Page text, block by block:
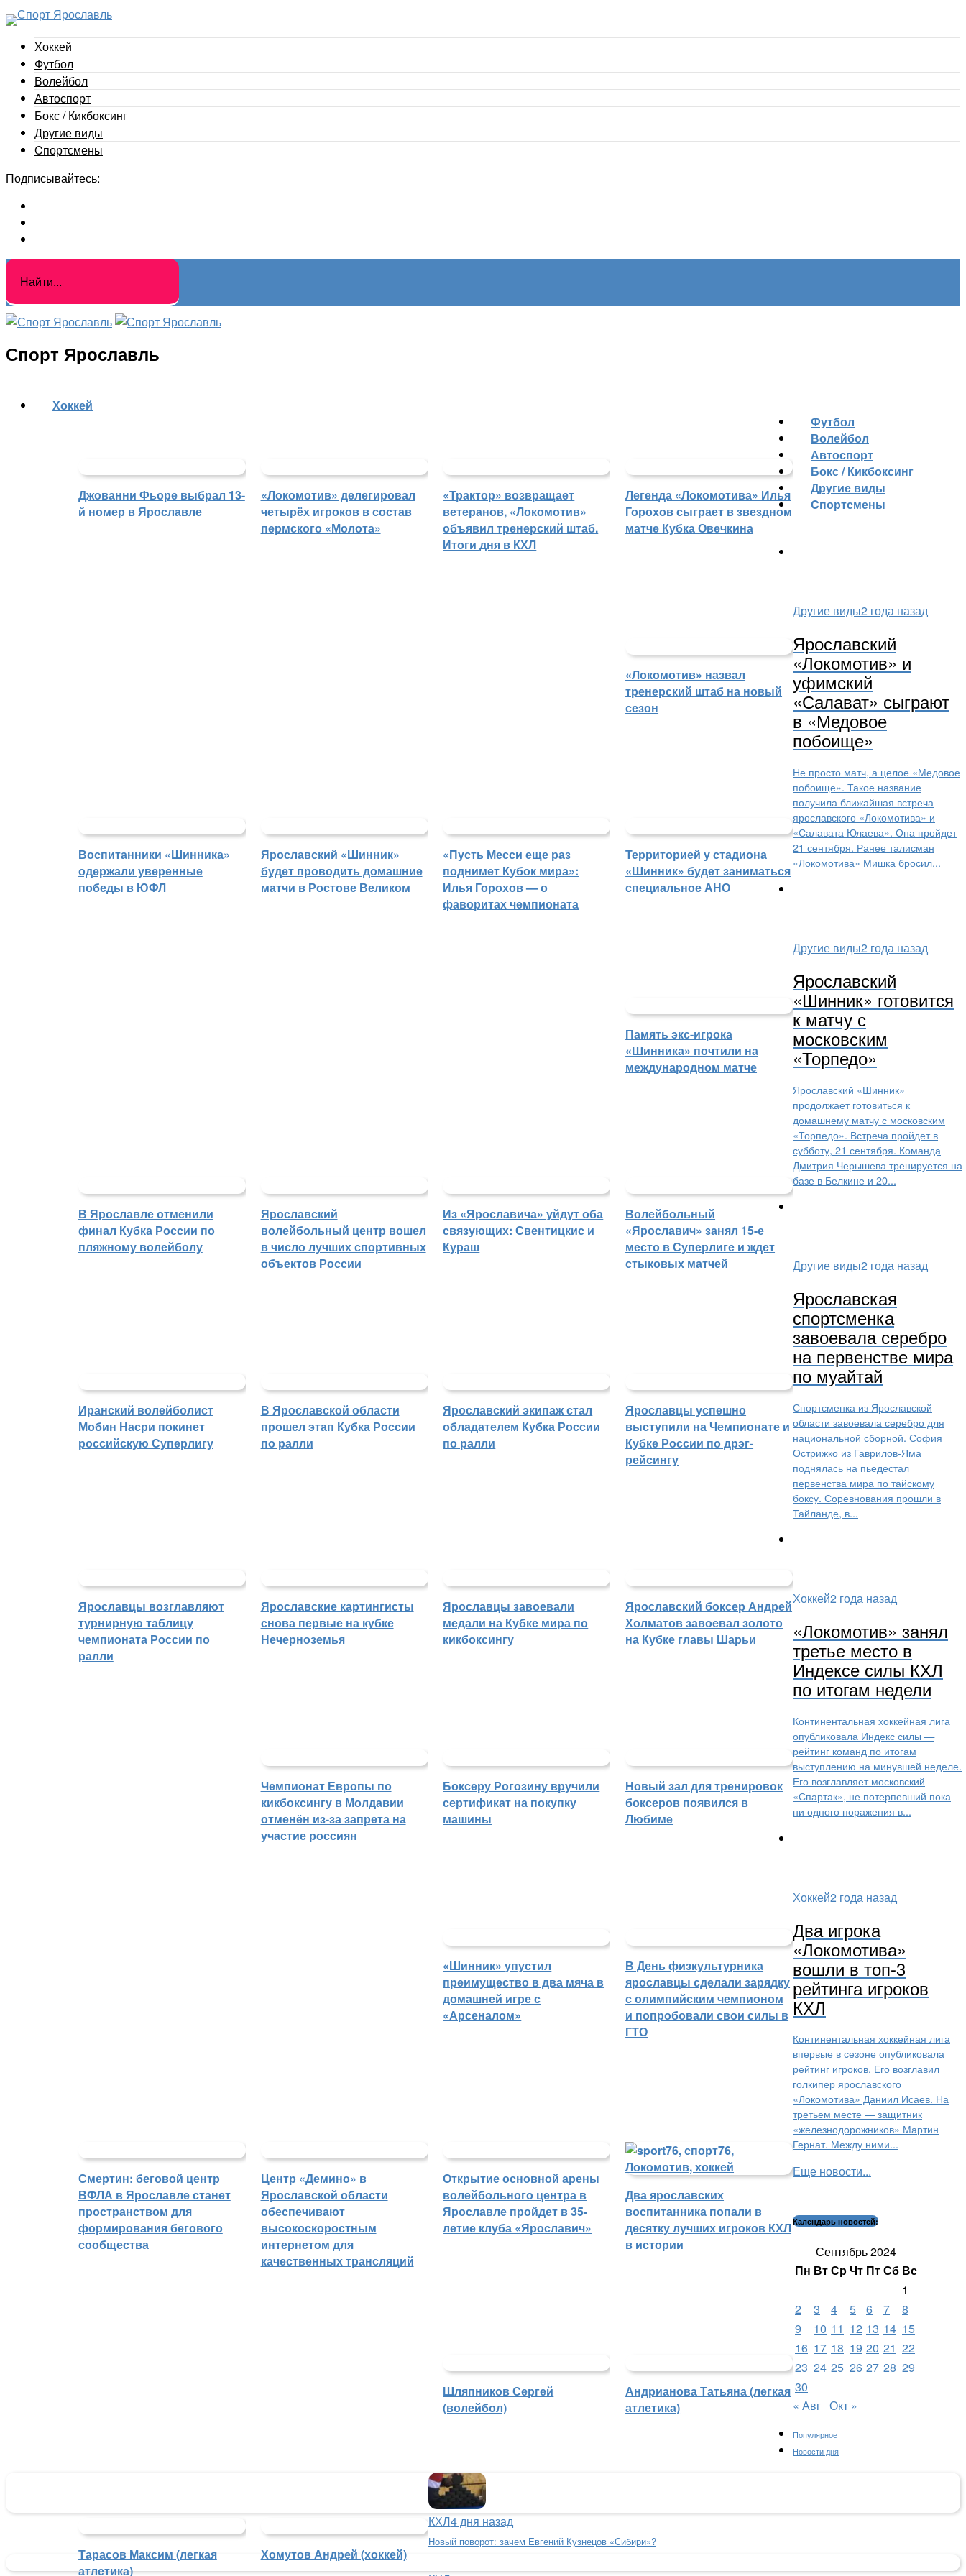
Хоккей
Футбол
Волейбол
Автоспорт
Бокс / Кикбоксинг
Другие виды
Cпортсмены
Подписывайтесь:
Спорт Ярославль
Хоккей
Джованни Фьоре выбрал 13-
й номер в Ярославле
«Локомотив» делегировал
четырёх игроков в состав
пермского «Молота»
«Трактор» возвращает
ветеранов, «Локомотив»
объявил тренерский штаб.
Итоги дня в КХЛ
Легенда «Локомотива» Илья
Горохов сыграет в звездном
матче Кубка Овечкина
«Локомотив» назвал
тренерский штаб на новый
сезон
Футбол
Воспитанники «Шинника»
одержали уверенные
победы в ЮФЛ
Ярославский «Шинник»
будет проводить домашние
матчи в Ростове Великом
«Пусть Месси еще раз
поднимет Кубок мира»:
Илья Горохов — о
фаворитах чемпионата
Территорией у стадиона
«Шинник» будет заниматься
специальное АНО
Память экс-игрока
«Шинника» почтили на
международном матче
Волейбол
В Ярославле отменили
финал Кубка России по
пляжному волейболу
Ярославский
волейбольный центр вошел
в число лучших спортивных
объектов России
Из «Ярославича» уйдут оба
связующих: Свентицкис и
Кураш
Волейбольный
«Ярославич» занял 15-е
место в Суперлиге и ждет
стыковых матчей
Иранский волейболист
Мобин Насри покинет
российскую Суперлигу
Автоспорт
В Ярославской области
прошел этап Кубка России
по ралли
Ярославский экипаж стал
обладателем Кубка России
по ралли
Ярославцы успешно
выступили на Чемпионате и
Кубке России по дрэг-
рейсингу
Ярославцы возглавляют
турнирную таблицу
чемпионата России по
ралли
Ярославские картингисты
снова первые на кубке
Нечерноземья
Бокс / Кикбоксинг
Ярославцы завоевали
медали на Кубке мира по
кикбоксингу
Ярославский боксер Андрей
Холматов завоевал золото
на Кубке главы Шарьи
Чемпионат Европы по
кикбоксингу в Молдавии
отменён из-за запрета на
участие россиян
Боксеру Рогозину вручили
сертификат на покупку
машины
Новый зал для тренировок
боксеров появился в
Любиме
Другие виды
«Шинник» упустил
преимущество в два мяча в
домашней игре с
«Арсеналом»
В День физкультурника
ярославцы сделали зарядку
с олимпийским чемпионом
и попробовали свои силы в
ГТО
Смертин: беговой центр
ВФЛА в Ярославле станет
пространством для
формирования бегового
сообщества
Центр «Демино» в
Ярославской области
обеспечивают
высокоскоростным
интернетом для
качественных трансляций
Открытие основной арены
волейбольного центра в
Ярославле пройдет в 35-
летие клуба «Ярославич»
Cпортсмены
Два ярославских
воспитанника попали в
десятку лучших игроков КХЛ
в истории
Шляпников Сергей
(волейбол)
Андрианова Татьяна (легкая
атлетика)
Тарасов Максим (легкая
атлетика)
Хомутов Андрей (хоккей)
Другие виды2 года назад
Ярославский
«Локомотив» и
уфимский
«Салават» сыграют
в «Медовое
побоище»
Не просто матч, а целое «Медовое
побоище». Такое название
получила ближайшая встреча
ярославского «Локомотива» и
«Салавата Юлаева». Она пройдет
21 сентября. Ранее талисман
«Локомотива» Мишка бросил...
Другие виды2 года назад
Ярославский
«Шинник» готовится
к матчу с
московским
«Торпедо»
Ярославский «Шинник»
продолжает готовиться к
домашнему матчу с московским
«Торпедо». Встреча пройдет в
субботу, 21 сентября. Команда
Дмитрия Черышева тренируется на
базе в Белкине и 20...
Другие виды2 года назад
Ярославская
спортсменка
завоевала серебро
на первенстве мира
по муайтай
Спортсменка из Ярославской
области завоевала серебро для
национальной сборной. София
Острижко из Гаврилов-Яма
поднялась на пьедестал
первенства мира по тайскому
боксу. Соревнования прошли в
Тайланде, в...
Хоккей2 года назад
«Локомотив» занял
третье место в
Индексе силы КХЛ
по итогам недели
Континентальная хоккейная лига
опубликовала Индекс силы —
рейтинг команд по итогам
выступлению на минувшей неделе.
Его возглавляет московский
«Спартак», не потерпевший пока
ни одного поражения в...
Хоккей2 года назад
Два игрока
«Локомотива»
вошли в топ-3
рейтинга игроков
КХЛ
Континентальная хоккейная лига
впервые в сезоне опубликовала
рейтинг игроков. Его возглавил
голкипер ярославского
«Локомотива» Даниил Исаев. На
третьем месте — защитник
«железнодорожников» Мартин
Гернат. Между ними...
Еще новости...
Календарь новостей:
Сентябрь 2024
Пн ВтСрЧт ПтСб Вс
1
2
3 4 5 6 7
8
9
10 11 12 13 14 15
16 17 18 19 20 21 22
23 24 25 26 27 28 29
30
« Авг Окт »
Популярное
Новости дня
КХЛ4 дня назад
Новый поворот: зачем Евгений Кузнецов «Сибири»?